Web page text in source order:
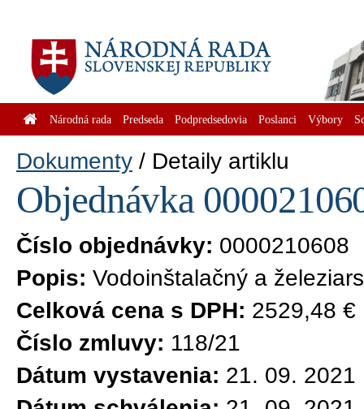
Národná rada Predseda Podpredsedovia Poslanci Výbory
Dokumenty Detaily artiklu
Objednávka
Číslo objednávky: 0000210608
Popis: Vodoinštalačný a
Celková cena s DPH: 2529,48 €
Číslo zmluvy: 118/21
Dátum vystavenia: 21. 09. 2021